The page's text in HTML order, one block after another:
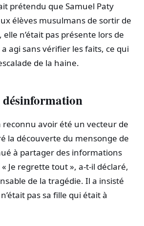
prétendu que Samuel Paty
élèves musulmans de sortir de
elle n’était pas présente lors de
agi sans vérifier les faits, ce qui
de la haine.
reconnu avoir été un vecteur de
la découverte du mensonge de
à partager des informations
Je regrette tout », a-t-il déclaré,
de la tragédie. Il a insisté
pas sa fille qui était à